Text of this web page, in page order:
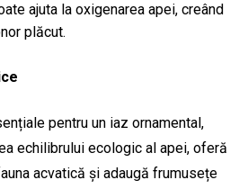
ajuta la oxigenarea apei, creând
plăcut.
pentru un iaz ornamental,
echilibrului ecologic al apei, oferă
acvatică și adaugă frumusețe